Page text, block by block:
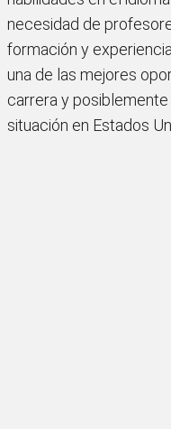
necesidad de
formación y
una de las mejores
carrera y
situación en Estados